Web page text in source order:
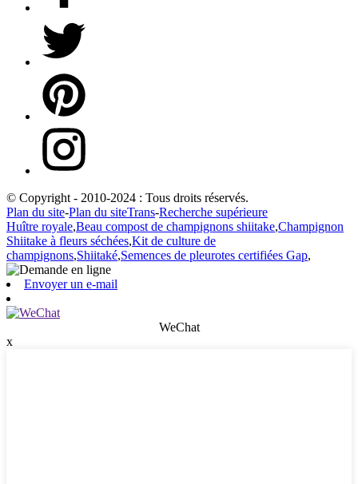
© Copyright - 2010-2024 : Tous droits réservés.
Plan du site-Plan du siteTrans-Recherche supérieure
Huître royale,Beau compost de champignons shiitake,Champignon
Shiitake à fleurs séchées,Kit de culture de
champignons,Shiitaké,Semences de pleurotes certifiées Gap,
Envoyer un e-mail
WeChat
x